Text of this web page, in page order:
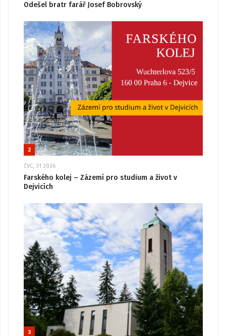
Odešel bratr farář Josef Bobrovský
2
ČVC, 31 2026
Farského kolej – Zázemí pro studium a život v
Dejvicích
3